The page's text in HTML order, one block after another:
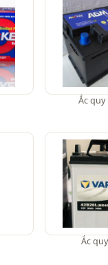
Ắc quy
Ắc